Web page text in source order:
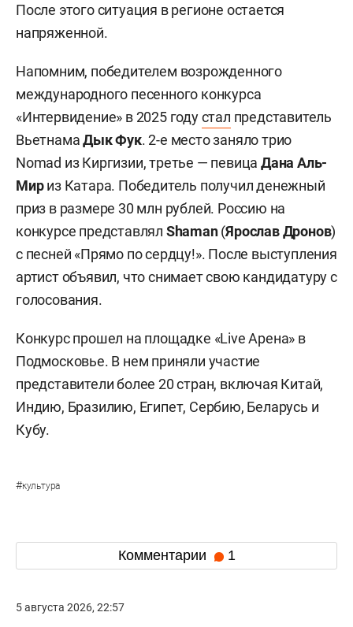
После этого ситуация в регионе остается
напряженной.
Напомним, победителем возрожденного
международного песенного конкурса
«Интервидение» в 2025 годустал представитель
ВьетнамаДык Фук. 2-е место заняло трио
Nomad из Киргизии, третье — певица Дана Аль-
Мириз Катара. Победитель получил денежный
приз в размере 30 млн рублей. Россию на
конкурсе представлял Shaman(Ярослав Дронов)
с песней «Прямо по сердцу!». После выступления
артист объявил, что снимает свою кандидатуру с
голосования.
Конкурс прошел на площадке «Live Арена» в
Подмосковье. В нем приняли участие
представители более 20 стран, включая Китай,
Индию, Бразилию, Египет, Сербию, Беларусь и
Кубу.
#культура
Комментарии 1
5 августа 2026, 22:57